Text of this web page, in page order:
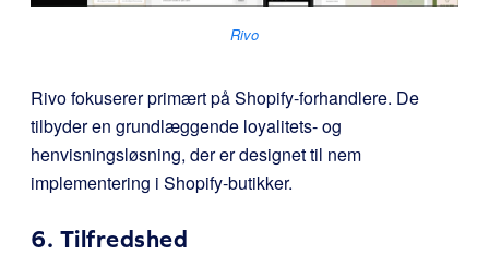
Rivo
Rivo fokuserer primært på Shopify-forhandlere. De
tilbyder en grundlæggende loyalitets- og
henvisningsløsning, der er designet til nem
implementering i Shopify-butikker.
6. Tilfredshed